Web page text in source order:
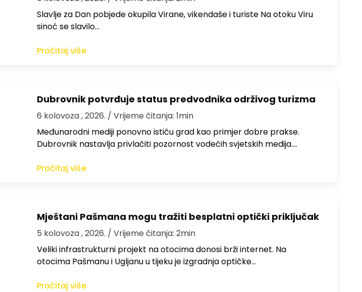
Slavlje za Dan pobjede okupila Virane, vikendaše i turiste Na otoku Viru
sinoć se slavilo…
Pročitaj više
Dubrovnik potvrđuje status predvodnika održivog turizma
6 kolovoza , 2026. / Vrijeme čitanja: 1min
Međunarodni mediji ponovno ističu grad kao primjer dobre prakse.
Dubrovnik nastavlja privlačiti pozornost vodećih svjetskih medija.…
Pročitaj više
Mještani Pašmana mogu tražiti besplatni optički priključak
5 kolovoza , 2026. / Vrijeme čitanja: 2min
Veliki infrastrukturni projekt na otocima donosi brži internet. Na
otocima Pašmanu i Ugljanu u tijeku je izgradnja optičke…
Pročitaj više